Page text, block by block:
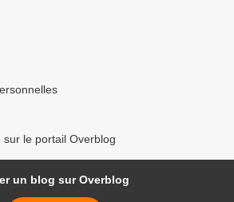
le portail Overblog
un blog sur Overblog